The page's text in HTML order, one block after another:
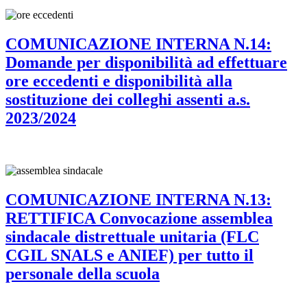
COMUNICAZIONE INTERNA N.14:
Domande per disponibilità ad effettuare
ore eccedenti e disponibilità alla
sostituzione dei colleghi assenti a.s.
2023/2024
COMUNICAZIONE INTERNA N.13:
RETTIFICA Convocazione assemblea
sindacale distrettuale unitaria (FLC
CGIL SNALS e ANIEF) per tutto il
personale della scuola